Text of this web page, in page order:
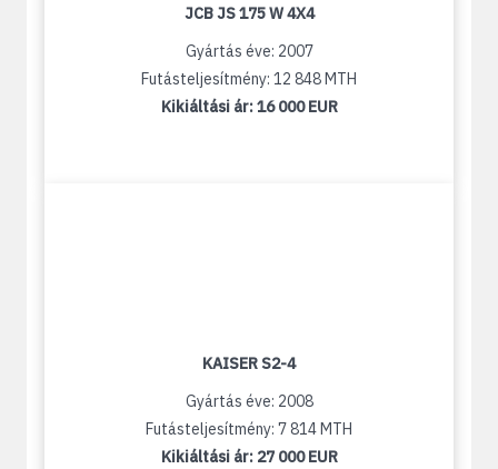
JCB JS 175 W 4X4
Gyártás éve: 2007
Futásteljesítmény: 12 848 MTH
Kikiáltási ár:16 000 EUR
KAISER S2-4
Gyártás éve: 2008
Futásteljesítmény: 7 814 MTH
Kikiáltási ár: 27 000 EUR